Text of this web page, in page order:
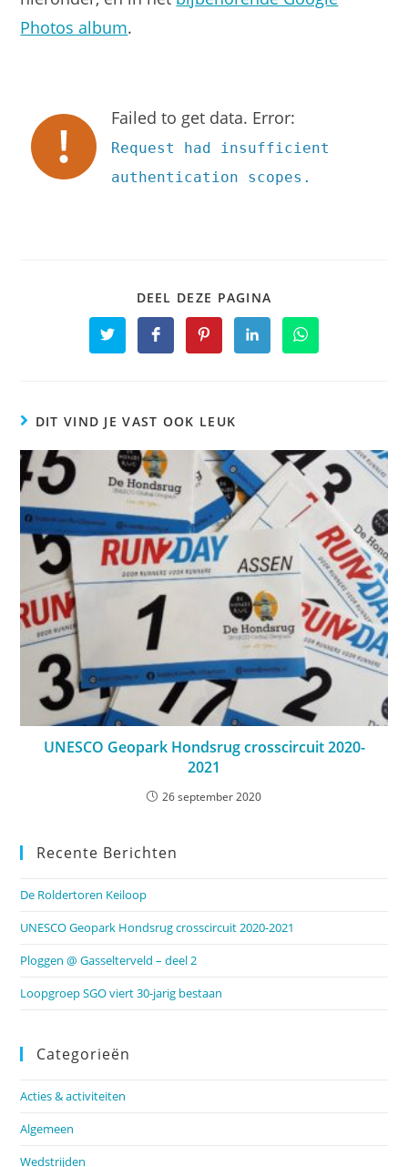
Photos album.
Failed to get data. Error:
Request had insufficient
authentication scopes.
DEEL DEZE PAGINA
DEZE
INHOUD
Opent
in
Opent
in
Opent
in
Opent
in
Opent
in
DIT VIND JE VAST OOK LEUK
UNESCO Geopark Hondsrug crosscircuit 2020-
2021
26 september 2020
Recente Berichten
De Roldertoren Keiloop
UNESCO Geopark Hondsrug crosscircuit 2020-2021
Ploggen @ Gasselterveld – deel 2
Loopgroep SGO viert 30-jarig bestaan
Categorieën
Acties & activiteiten
Algemeen
Wedstrijden